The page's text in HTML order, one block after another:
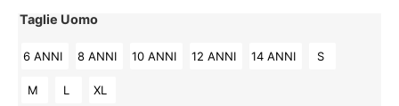
Taglie Uomo
6 ANNI 8 ANNI 10 ANNI 12 ANNI 14 ANNI S
M L XL